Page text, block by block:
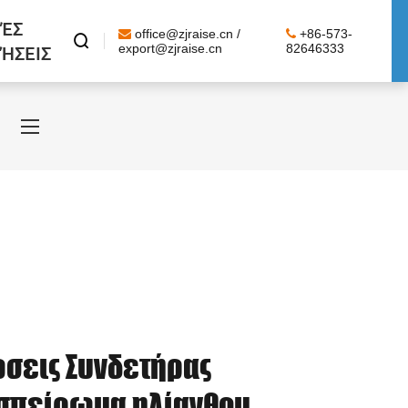

office@zjraise.cn /
export@zjraise.cn
+86-573-
82646333
Συνδετήρας